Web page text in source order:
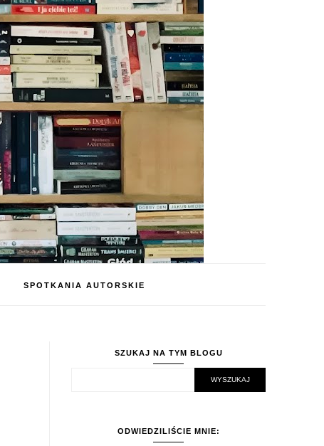
SPOTKANIA AUTORSKIE
SZUKAJ NA TYM BLOGU
ODWIEDZILIŚCIE MNIE: